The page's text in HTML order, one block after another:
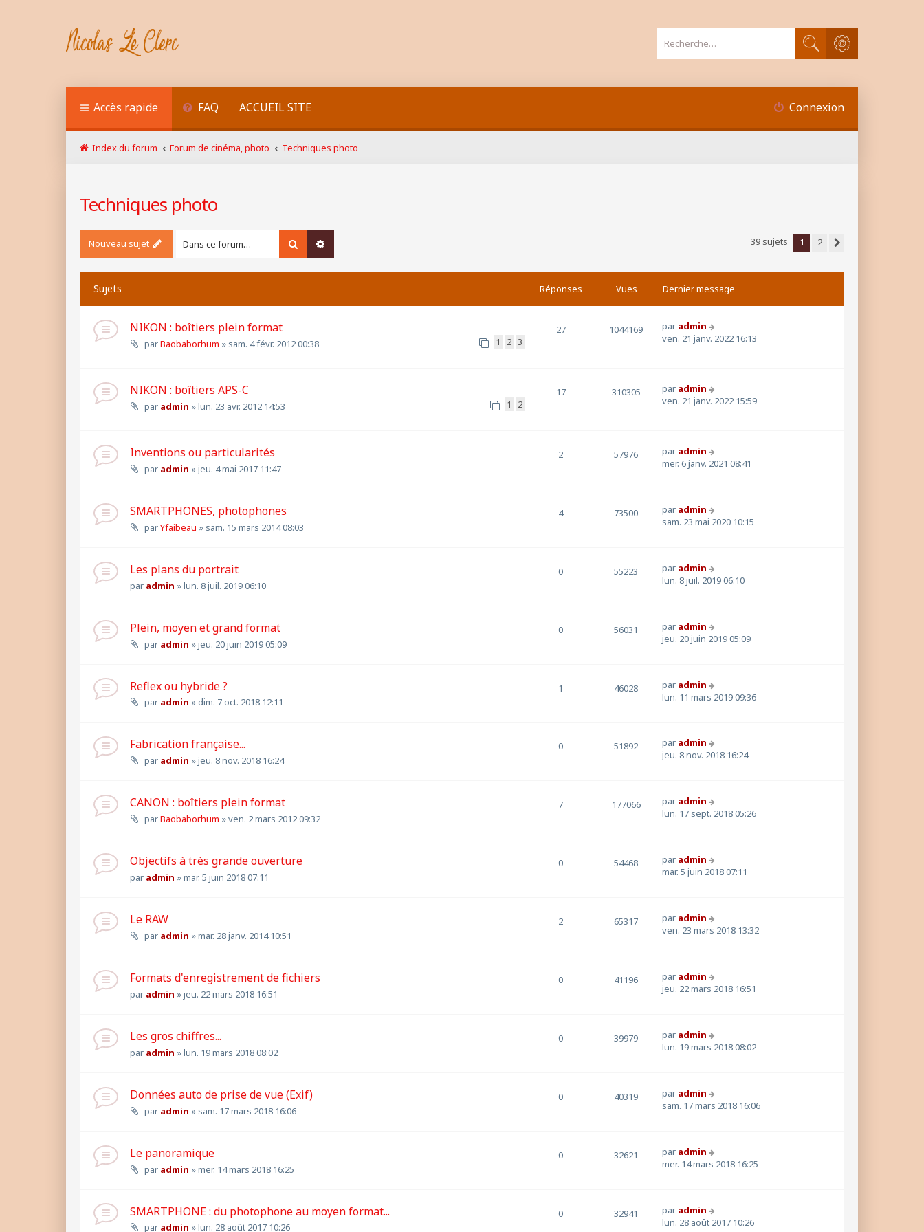
Rechercher
Recherche avancée
Accès rapide FAQ ACCUEIL SITE Connexion
Index du forum Forum de cinéma, photo Techniques photo
Techniques photo
Nouveau sujet Rechercher 39 sujets 1
2
Sujets Réponses Vues Dernier message
NIKON : boîtiers plein format
parBaobaborhum » sam. 4 févr. 2012 00:38 1 2 3
27 1044169 par admin
ven. 21 janv. 2022 16:13
NIKON : boîtiers APS-C
par admin »lun. 23 avr. 2012 14:53 1 2
17 310305 par admin
ven. 21 janv. 2022 15:59
Inventions ou particularités
par admin »jeu. 4 mai 2017 11:47
2 57976 par admin
mer. 6 janv. 2021 08:41
SMARTPHONES, photophones
parYfaibeau » sam. 15 mars 2014 08:03
4 73500 par admin
sam. 23 mai 2020 10:15
Les plans du portrait
par admin »lun. 8 juil. 2019 06:10
0 55223 par admin
lun. 8 juil. 2019 06:10
Plein, moyen et grand format
par admin »jeu. 20 juin 2019 05:09
0 56031 par admin
jeu. 20 juin 2019 05:09
Reflex ou hybride ?
par admin »dim. 7 oct. 2018 12:11
1 46028 par admin
lun. 11 mars 2019 09:36
Fabrication française...
par admin »jeu. 8 nov. 2018 16:24
0 51892 par admin
jeu. 8 nov. 2018 16:24
CANON : boîtiers plein format
parBaobaborhum »ven. 2 mars 2012 09:32
7 177066 par admin
lun. 17 sept. 2018 05:26
Objectifs à très grande ouverture
par admin »mar. 5 juin 2018 07:11
0 54468 par admin
mar. 5 juin 2018 07:11
Le RAW
par admin »mar. 28 janv. 2014 10:51
2 65317 par admin
ven. 23 mars 2018 13:32
Formats d'enregistrement de fichiers
par admin »jeu. 22 mars 2018 16:51
0 41196 par admin
jeu. 22 mars 2018 16:51
Les gros chiffres...
par admin »lun. 19 mars 2018 08:02
0 39979 par admin
lun. 19 mars 2018 08:02
Données auto de prise de vue (Exif)
par admin » sam. 17 mars 2018 16:06
0 40319 par admin
sam. 17 mars 2018 16:06
Le panoramique
par admin »mer. 14 mars 2018 16:25
0 32621 par admin
mer. 14 mars 2018 16:25
SMARTPHONE : du photophone au moyen format...
par admin »lun. 28 août 2017 10:26
0 32941 par admin
lun. 28 août 2017 10:26